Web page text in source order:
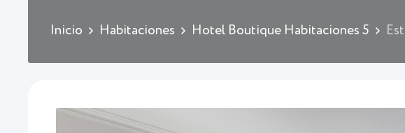
Inicio Habitaciones Hotel Boutique Habitaciones 5